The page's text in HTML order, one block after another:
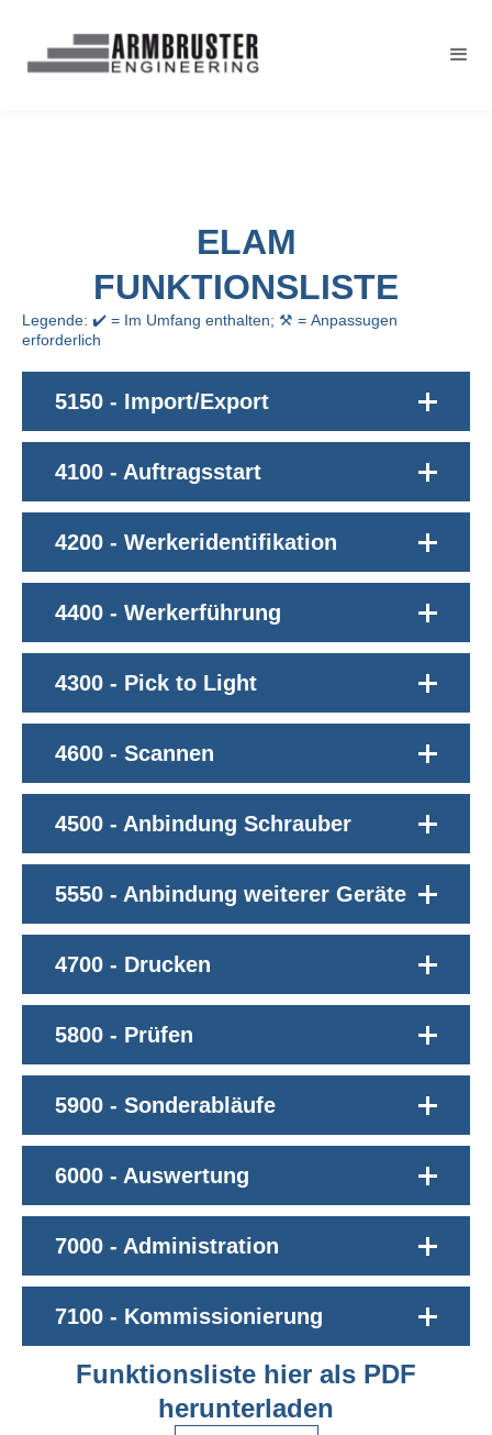
ELAM
FUNKTIONSLISTE
Legende: ✔️ = Im Umfang enthalten; ⚒️ = Anpassugen
erforderlich
5150 - Import/Export
4100 - Auftragsstart
4200 - Werkeridentifikation
4400 - Werkerführung
4300 - Pick to Light
4600 - Scannen
4500 - Anbindung Schrauber
5550 - Anbindung weiterer Geräte
4700 - Drucken
5800 - Prüfen
5900 - Sonderabläufe
6000 - Auswertung
7000 - Administration
7100 - Kommissionierung
Funktionsliste hier als PDF
herunterladen